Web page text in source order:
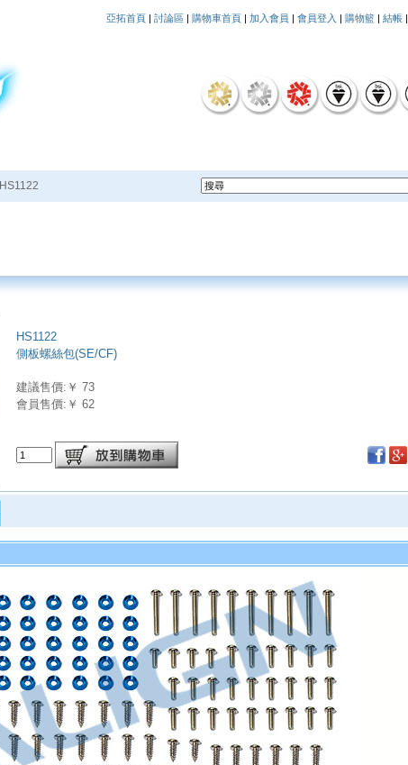
亞拓首頁 | 討論區 | 購物車首頁 | 加入會員 | 會員登入 | 購物籃 | 結帳 |
HS1122
HS1122
側板螺絲包(SE/CF)
建議售價:￥ 73
會員售價:￥ 62